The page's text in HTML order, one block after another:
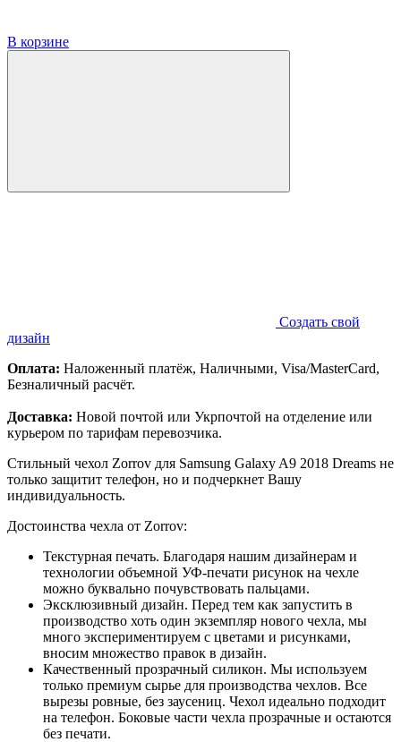
В корзине
Создать свой
дизайн
Оплата: Наложенный платёж, Наличными, Visa/MasterCard,
Безналичный расчёт.
Доставка: Новой почтой или Укрпочтой на отделение или
курьером по тарифам перевозчика.
Стильный чехол Zorrov для Samsung Galaxy A9 2018 Dreams не
только защитит телефон, но и подчеркнет Вашу
индивидуальность.
Достоинства чехла от Zorrov:
Текстурная печать. Благодаря нашим дизайнерам и
технологии объемной УФ-печати рисунок на чехле
можно буквально почувствовать пальцами.
Эксклюзивный дизайн. Перед тем как запустить в
производство хоть один экземпляр нового чехла, мы
много экспериментируем с цветами и рисунками,
вносим множество правок в дизайн.
Качественный прозрачный силикон. Мы используем
только премиум сырье для производства чехлов. Все
вырезы ровные, без заусениц. Чехол идеально подходит
на телефон. Боковые части чехла прозрачные и остаются
без печати.